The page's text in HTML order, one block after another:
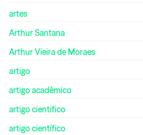
artes
Arthur Santana
Arthur Vieira de Moraes
artigo
artigo acadêmico
artigo cientifico
artigo científico